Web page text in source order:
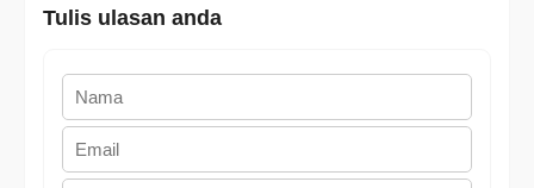
Tulis ulasan anda